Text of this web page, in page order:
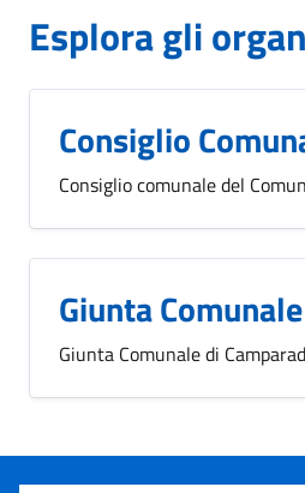
Esplora gli
Consiglio
Consiglio comunale del
Giunta Comunale
Giunta Comunale di